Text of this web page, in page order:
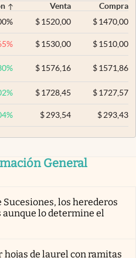
Venta
Compra
% $ 1520,00 $1470,00
% $ 1530,00 $1510,00
% $ 1576,16 $1571,86
% $ 1728,45 $1727,57
% $ 293,54 $293,43
General
Sucesiones, los herederos
aunque lo determine el
hojas de laurel con ramitas